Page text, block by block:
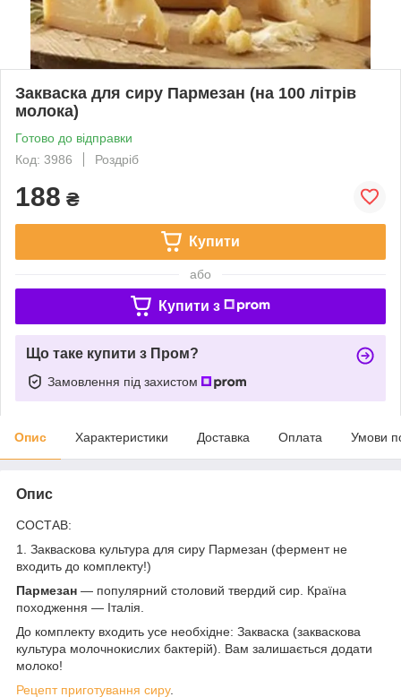
Закваска для сиру Пармезан (на 100 літрів
молока)
Готово до відправки
Код: 3986
Роздріб
188 ₴
Купити
або
Купити з
Що таке купити з Пром?
Замовлення під захистом
Опис Характеристики Доставка Оплата Умови
Опис
СОСТАВ:
1. Закваскова культура для сиру Пармезан (фермент не
входить до комплекту!)
Пармезан — популярний столовий твердий сир. Країна
походження — Італія.
До комплекту входить усе необхідне: Закваска (закваскова
культура молочнокислих бактерій). Вам залишається додати
молоко!
Рецепт приготування сиру.